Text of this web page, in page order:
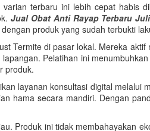
terbaru ini lebih cepat habis
Jual Obat Anti Rayap Terbaru
produk yang sudah terbukti
Termite di pasar lokal. Mereka
Pelatihan ini
produk.
layanan konsultasi digital
hama secara mandiri. Dengan
Produk ini tidak membahayakan